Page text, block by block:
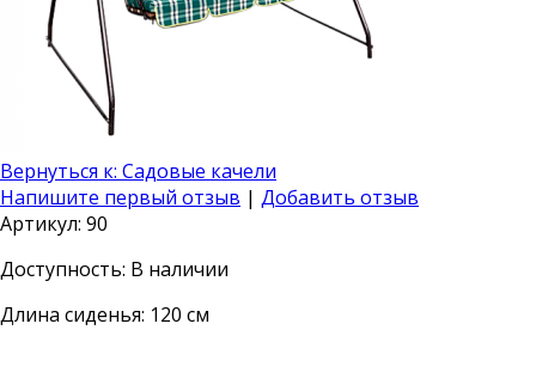
Вернуться к: Садовые качели
Напишите первый отзыв | Добавить отзыв
Артикул: 90
Доступность: В наличии
Длина сиденья: 120 см